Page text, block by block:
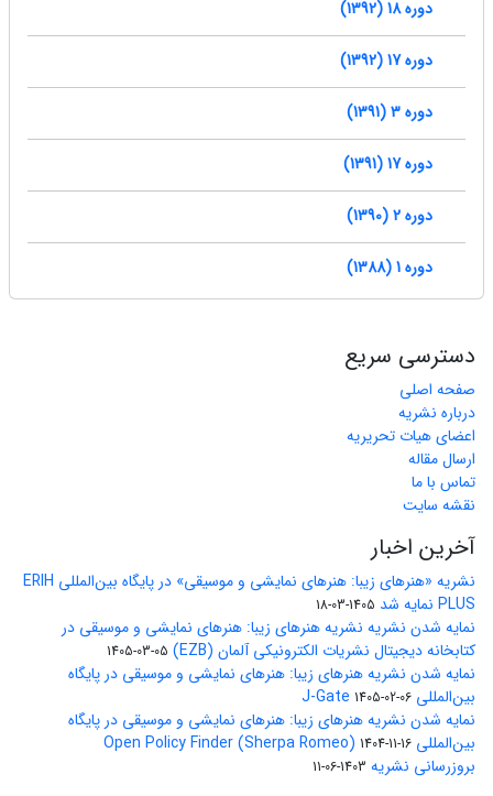
دوره 18 (1392)
دوره 17 (1392)
دوره 3 (1391)
دوره 17 (1391)
دوره 2 (1390)
دوره 1 (1388)
دسترسی سریع
صفحه اصلی
درباره نشریه
اعضای هیات تحریریه
ارسال مقاله
تماس با ما
نقشه سایت
آخرین اخبار
نشریه «هنرهای زیبا: هنرهای نمایشی و موسیقی» در پایگاه بین‌المللی ERIH
PLUS نمایه شد
1405-03-18
نمایه شدن نشریه نشریه هنرهای زیبا: هنرهای نمایشی و موسیقی در
کتابخانه دیجیتال نشریات الکترونیکی آلمان (EZB)
1405-03-05
نمایه شدن نشریه هنرهای زیبا: هنرهای نمایشی و موسیقی در پایگاه
بین‌المللی J-Gate 1405-02-06
نمایه شدن نشریه هنرهای زیبا: هنرهای نمایشی و موسیقی در پایگاه
بین‌المللی Open Policy Finder (Sherpa Romeo) 1404-11-16
بروزرسانی نشریه 1403-06-11